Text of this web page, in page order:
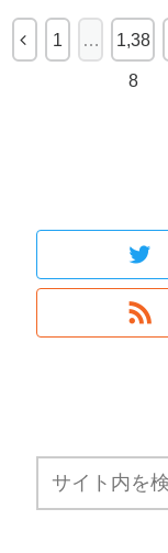
1 … 1,38
8